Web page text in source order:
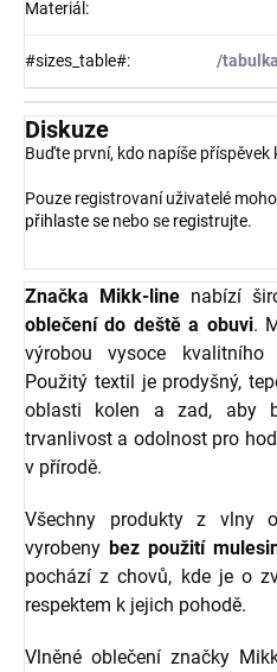
Materiál:
#sizes_table#: /
Diskuze
Buďte první, kdo napíše příspěvek
Pouze registrovaní uživatelé
přihlaste se nebo se registrujte.
Značka Mikk-linenabízí
oblečení do deště a obuvi.
výrobou vysoce
Použitý textil je prodyšný,
oblasti kolen a zad, aby
trvanlivost a odolnost pro
v přírodě.
Všechny produkty z vlny
vyrobenybez použití
pochází z chovů, kde je o
respektem k jejich pohodě.
Vlněné oblečení značky